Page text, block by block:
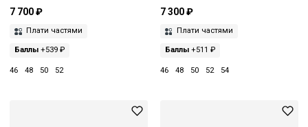
7 700 ₽
Плати частями
Баллы +539 ₽
46 48 50 52
7 300 ₽
Плати частями
Баллы+511 ₽
46 48 50 52 54